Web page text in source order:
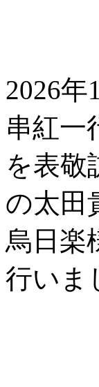
2026
串紅一
を表敬
の太田
烏日楽
行いま